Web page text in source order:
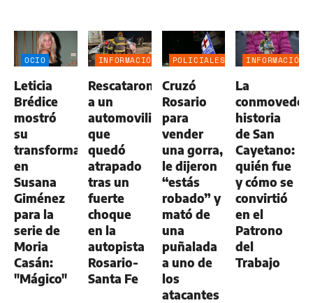
OCIO
Leticia
Brédice
mostró
su
transformación
en
Susana
Giménez
para la
serie de
Moria
Casán:
"Mágico"
INFORMACIÓN
Rescataron
a un
automovilista
que
quedó
atrapado
tras un
fuerte
choque
en la
autopista
Rosario-
Santa Fe
POLICIALES
Cruzó
Rosario
para
vender
una gorra,
le dijeron
“estás
robado” y
mató de
una
puñalada
a uno de
los
atacantes
INFORMACIÓN
La
historia
de San
Cayetano:
quién fue
y cómo se
convirtió
en el
Patrono
del
Trabajo